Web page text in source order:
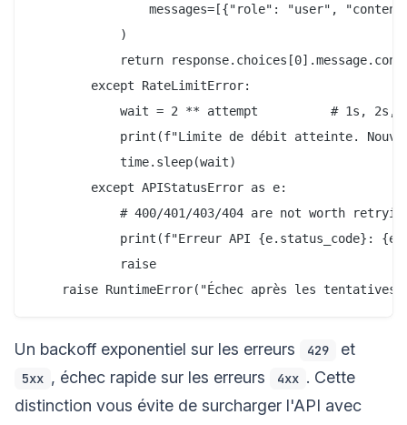
messages=[{"role": "user",
            )
return
        except RateLimitError:
wait = 2 ** attempt          # 1s, 2s,
print(f"Limite de débit atteinte.
            time.sleep(wait)
        except APIStatusError as e:
# 400/401/403/404 are not worth
print(f"Erreur API {e.status_code}:
            raise
Un backoff exponentiel sur les erreurs 429 et
5xx , échec rapide sur les erreurs 4xx . Cette
distinction vous évite de surcharger l'API avec